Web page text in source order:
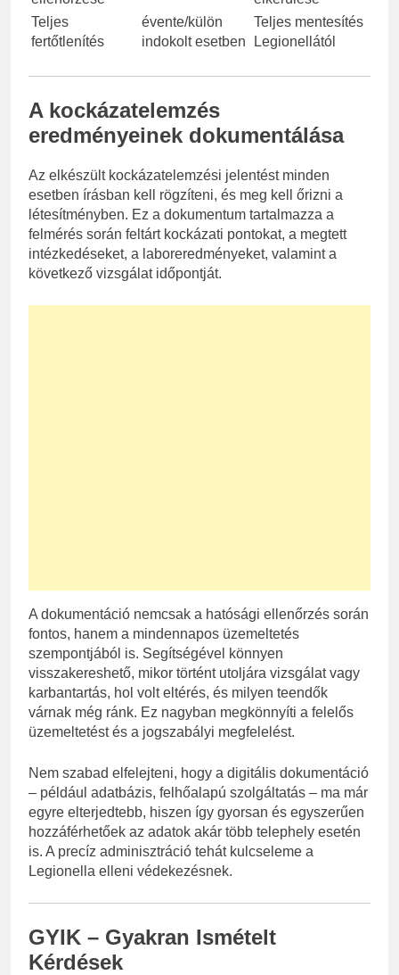
Teljes
fertőtlenítés
évente/külön
indokolt esetben
Teljes mentesítés
Legionellától
A kockázatelemzés
eredményeinek dokumentálása
Az elkészült kockázatelemzési jelentést minden
esetben írásban kell rögzíteni, és meg kell őrizni a
létesítményben. Ez a dokumentum tartalmazza a
felmérés során feltárt kockázati pontokat, a megtett
intézkedéseket, a laboreredményeket, valamint a
következő vizsgálat időpontját.
A dokumentáció nemcsak a hatósági ellenőrzés során
fontos, hanem a mindennapos üzemeltetés
szempontjából is. Segítségével könnyen
visszakereshető, mikor történt utoljára vizsgálat vagy
karbantartás, hol volt eltérés, és milyen teendők
várnak még ránk. Ez nagyban megkönnyíti a felelős
üzemeltetést és a jogszabályi megfelelést.
Nem szabad elfelejteni, hogy a digitális dokumentáció
– például adatbázis, felhőalapú szolgáltatás – ma már
egyre elterjedtebb, hiszen így gyorsan és egyszerűen
hozzáférhetőek az adatok akár több telephely esetén
is. A precíz adminisztráció tehát kulcseleme a
Legionella elleni védekezésnek.
GYIK – Gyakran Ismételt
Kérdések